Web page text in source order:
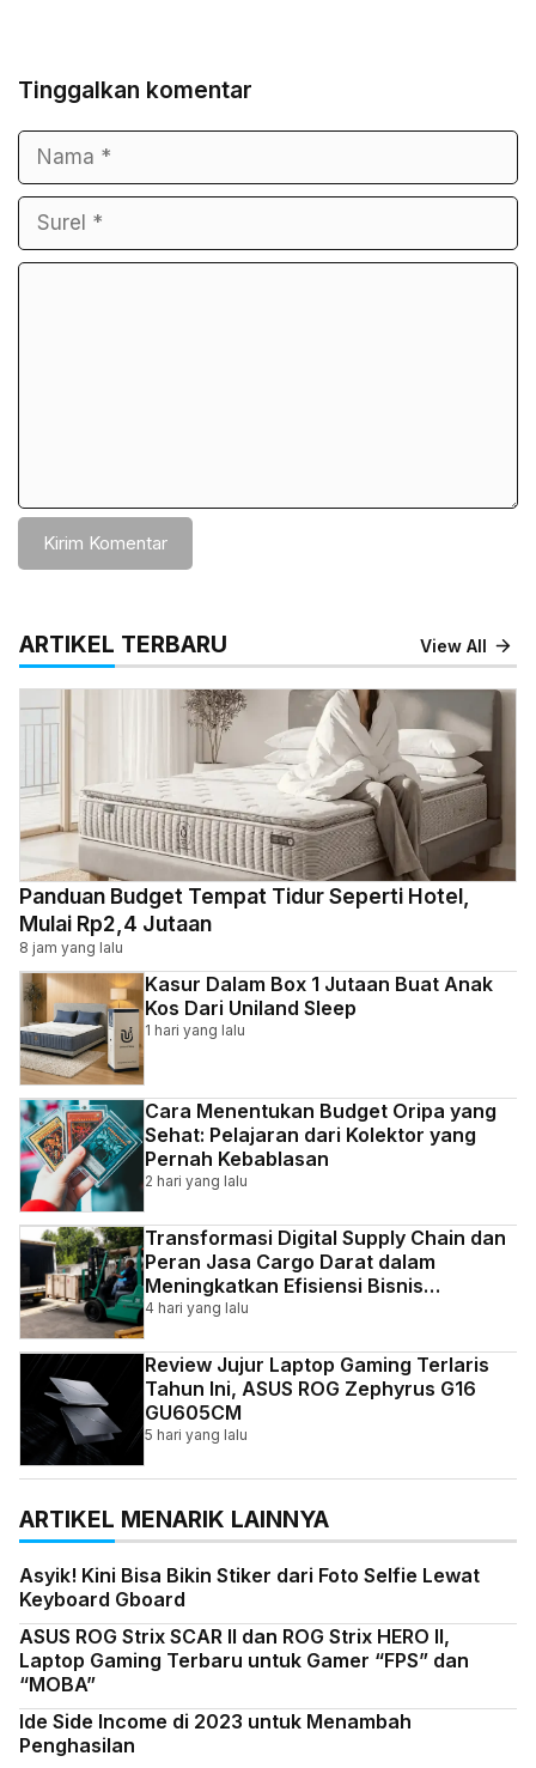
Tinggalkan komentar
Nama
Surel
Komentar
ARTIKEL TERBARU View All
Panduan Budget Tempat Tidur Seperti Hotel,
Mulai Rp2,4 Jutaan
8 jam yang lalu
Kasur Dalam Box 1 Jutaan Buat Anak
Kos Dari Uniland Sleep
1 hari yang lalu
Cara Menentukan Budget Oripa yang
Sehat: Pelajaran dari Kolektor yang
Pernah Kebablasan
2 hari yang lalu
Transformasi Digital Supply Chain dan
Peran Jasa Cargo Darat dalam
Meningkatkan Efisiensi Bisnis
Indonesia
4 hari yang lalu
Review Jujur Laptop Gaming Terlaris
Tahun Ini, ASUS ROG Zephyrus G16
GU605CM
5 hari yang lalu
ARTIKEL MENARIK LAINNYA
Asyik! Kini Bisa Bikin Stiker dari Foto Selfie Lewat
Keyboard Gboard
ASUS ROG Strix SCAR II dan ROG Strix HERO II,
Laptop Gaming Terbaru untuk Gamer “FPS” dan
“MOBA”
Ide Side Income di 2023 untuk Menambah
Penghasilan